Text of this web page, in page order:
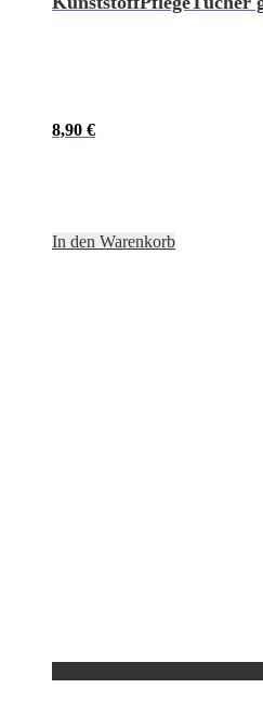
8,90 €
In den Warenkorb